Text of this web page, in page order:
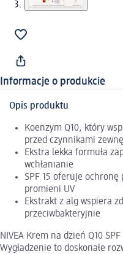
Informacje o produkcie
Opis produktu
Koenzym Q10, który
przed czynnikami
Ekstra lekka formuła
wchłanianie
SPF 15 oferuje ochronę
promieni UV
Ekstrakt z alg wspiera
przeciwbakteryjnie
NIVEA Krem na dzień Q10
Wygładzenie to doskonałe